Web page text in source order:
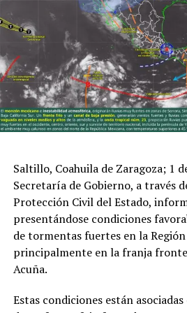
La dependencia recomendó no
durante las horas de mayor
exhortó a conducir con
en caso de lluvia y evitar
anuncios espectaculares o
Protección Civil y Bomberos
cualquier situación de riesgo o
mediante los grupos ciudadanos
Saltillo, Coahuila de Zaragoza; 1
Secretaría de Gobierno, a través
Protección Civil del Estado,
presentándose condiciones
de tormentas fuertes en la
principalmente en la franja
Acuña.
Estas condiciones están